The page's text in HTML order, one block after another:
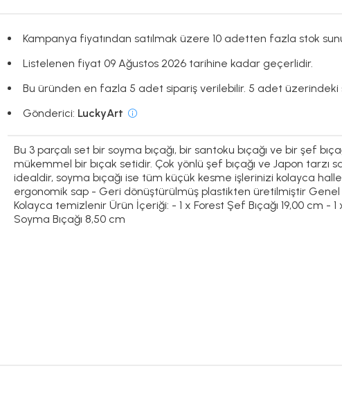
Kampanya fiyatından satılmak üzere 10 adetten fazla stok
Listelenen fiyat 09 Ağustos 2026 tarihine kadar geçerlidir.
Bu üründen en fazla 5 adet sipariş verilebilir. 5 adet üzerindeki
Gönderici: LuckyArt
Bu 3 parçalı set bir soyma bıçağı, bir santoku bıçağı ve bir şef
mükemmel bir bıçak setidir. Çok yönlü şef bıçağı ve Japon tarzı
idealdir, soyma bıçağı ise tüm küçük kesme işlerinizi kolayca
ergonomik sap - Geri dönüştürülmüş plastikten üretilmiştir
Kolayca temizlenir Ürün İçeriği: - 1 x Forest Şef Bıçağı 19,00 cm - 1
Soyma Bıçağı 8,50 cm